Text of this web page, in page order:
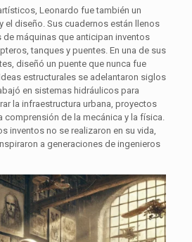
Leonardo fue también un
el diseño. Sus cuadernos están llenos
máquinas que anticipan inventos
tanques y puentes. En una de sus
diseñó un puente que nunca fue
estructurales se adelantaron siglos
en sistemas hidráulicos para
la infraestructura urbana, proyectos
comprensión de la mecánica y la física.
inventos no se realizaron en su vida,
a generaciones de ingenieros